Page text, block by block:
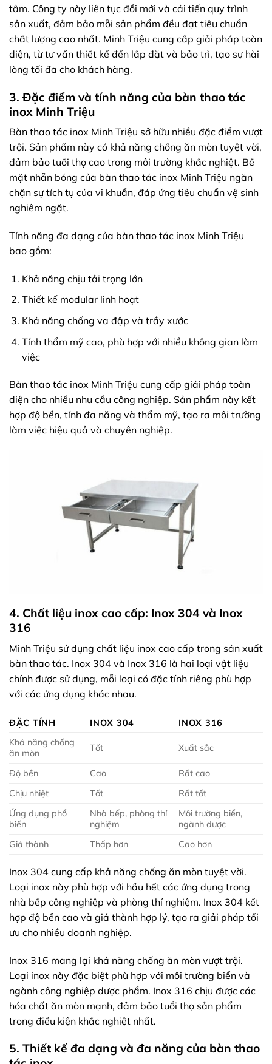
tâm. Công ty này liên tục đổi mới và cải tiến quy trình
sản xuất, đảm bảo mỗi sản phẩm đều đạt tiêu chuẩn
chất lượng cao nhất. Minh Triệu cung cấp giải pháp toàn
diện, từ tư vấn thiết kế đến lắp đặt và bảo trì, tạo sự hài
lòng tối đa cho khách hàng.
3. Đặc điểm và tính năng của bàn thao tác
inox Minh Triệu
Bàn thao tác inox Minh Triệu sở hữu nhiều đặc điểm vượt
trội. Sản phẩm này có khả năng chống ăn mòn tuyệt vời,
đảm bảo tuổi thọ cao trong môi trường khắc nghiệt. Bề
mặt nhẵn bóng của bàn thao tác inox Minh Triệu ngăn
chặn sự tích tụ của vi khuẩn, đáp ứng tiêu chuẩn vệ sinh
nghiêm ngặt.
Tính năng đa dạng của bàn thao tác inox Minh Triệu
bao gồm:
Khả năng chịu tải trọng lớn
Thiết kế modular linh hoạt
Khả năng chống va đập và trầy xước
Tính thẩm mỹ cao, phù hợp với nhiều không gian làm
việc
Bàn thao tác inox Minh Triệu cung cấp giải pháp toàn
diện cho nhiều nhu cầu công nghiệp. Sản phẩm này kết
hợp độ bền, tính đa năng và thẩm mỹ, tạo ra môi trường
làm việc hiệu quả và chuyên nghiệp.
4. Chất liệu inox cao cấp: Inox 304 và Inox
316
Minh Triệu sử dụng chất liệu inox cao cấp trong sản xuất
bàn thao tác. Inox 304 và Inox 316 là hai loại vật liệu
chính được sử dụng, mỗi loại có đặc tính riêng phù hợp
với các ứng dụng khác nhau.
ĐẶC TÍNH INOX 304
INOX 316
Khả năng chống
ăn mòn
Tốt Xuất sắc
Độ bền Cao
Rất cao
Chịu nhiệt
Tốt
Rất tốt
Ứng dụng phổ
biến
Nhà bếp, phòng thí
nghiệm
Môi trường biển,
ngành dược
Giá thành
Thấp hơn Cao hơn
Inox 304 cung cấp khả năng chống ăn mòn tuyệt vời.
Loại inox này phù hợp với hầu hết các ứng dụng trong
nhà bếp công nghiệp và phòng thí nghiệm. Inox 304 kết
hợp độ bền cao và giá thành hợp lý, tạo ra giải pháp tối
ưu cho nhiều doanh nghiệp.
Inox 316 mang lại khả năng chống ăn mòn vượt trội.
Loại inox này đặc biệt phù hợp với môi trường biển và
ngành công nghiệp dược phẩm. Inox 316 chịu được các
hóa chất ăn mòn mạnh, đảm bảo tuổi thọ sản phẩm
trong điều kiện khắc nghiệt nhất.
5. Thiết kế đa dạng và đa năng của bàn thao